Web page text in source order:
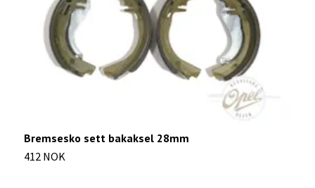
Bremsesko sett bakaksel 28mm
412 NOK